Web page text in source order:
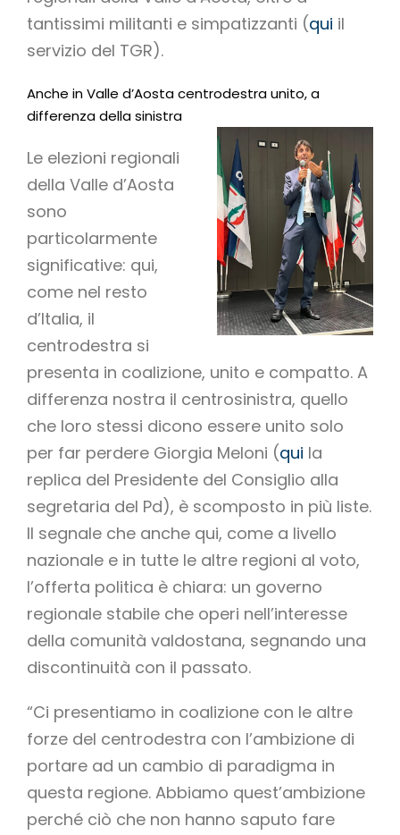
tantissimi militanti e simpatizzanti (qui il
servizio del TGR).
Anche in Valle d’Aosta centrodestra unito, a
differenza della sinistra
Le elezioni regionali
della Valle d’Aosta
sono
particolarmente
significative: qui,
come nel resto
d’Italia, il
centrodestra si
presenta in coalizione, unito e compatto. A
differenza nostra il centrosinistra, quello
che loro stessi dicono essere unito solo
per far perdere Giorgia Meloni (qui la
replica del Presidente del Consiglio alla
segretaria del Pd), è scomposto in più liste.
Il segnale che anche qui, come a livello
nazionale e in tutte le altre regioni al voto,
l’offerta politica è chiara: un governo
regionale stabile che operi nell’interesse
della comunità valdostana, segnando una
discontinuità con il passato.
“Ci presentiamo in coalizione con le altre
forze del centrodestra con l’ambizione di
portare ad un cambio di paradigma in
questa regione. Abbiamo quest’ambizione
perché ciò che non hanno saputo fare